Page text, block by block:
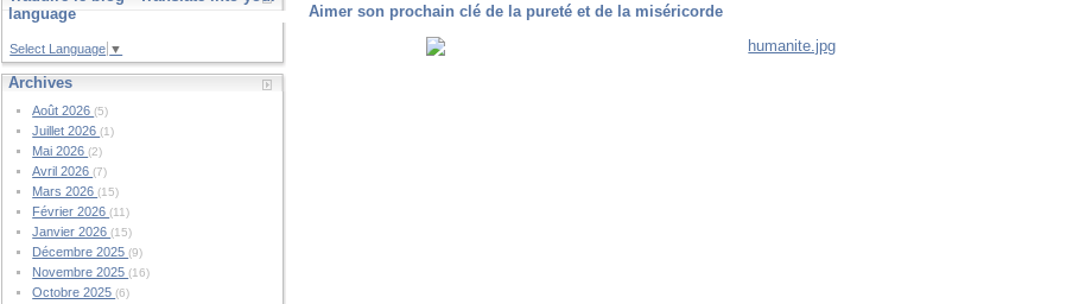
language
Select Language ▼
Archives
Août 2026(5)
Juillet 2026(1)
Mai 2026(2)
Avril 2026(7)
Mars 2026(15)
Février 2026(11)
Janvier 2026(15)
Décembre 2025(9)
Novembre 2025(16)
Octobre 2025(6)
Aimer son prochain clé de la pureté et de la miséricorde